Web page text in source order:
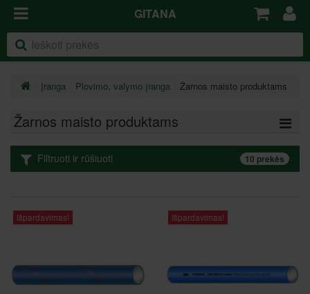
GITANA
Įranga Plovimo, valymo įranga Žarnos maisto produktams
Žarnos maisto produktams
Filtruoti ir rūšiuoti 10 prekės
Išpardavimas! Išpardavimas!